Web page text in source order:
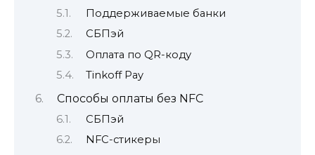
Поддерживаемые банки
СБПэй
Оплата по QR-коду
Tinkoff Pay
Способы оплаты без NFC
СБПэй
NFC-стикеры